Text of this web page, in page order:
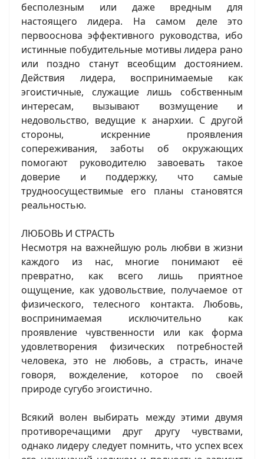
бесполезным или даже вредным для
настоящего лидера. На самом деле это
первооснова эффективного руководства, ибо
истинные побудительные мотивы лидера рано
или поздно станут всеобщим достоянием.
Действия лидера, воспринимаемые как
эгоистичные, служащие лишь собственным
интересам, вызывают возмущение и
недовольство, ведущие к анархии. С другой
стороны, искренние проявления
сопереживания, заботы об окружающих
помогают руководителю завоевать такое
доверие и поддержку, что самые
трудноосуществимые его планы становятся
реальностью.
ЛЮБОВЬ И СТРАСТЬ
Несмотря на важнейшую роль любви в жизни
каждого из нас, многие понимают её
превратно, как всего лишь приятное
ощущение, как удовольствие, получаемое от
физического, телесного контакта. Любовь,
воспринимаемая исключительно как
проявление чувственности или как форма
удовлетворения физических потребностей
человека, это не любовь, а страсть, иначе
говоря, вожделение, которое по своей
природе сугубо эгоистично.
Всякий волен выбирать между этими двумя
противоречащими друг другу чувствами,
однако лидеру следует помнить, что успех всех